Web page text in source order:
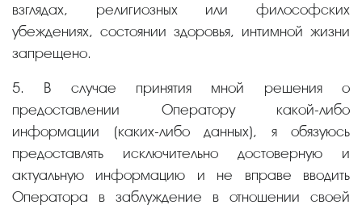
взглядах, религиозных или философских
убеждениях, состоянии здоровья, интимной жизни
запрещено.
5. В случае принятия мной решения о
предоставлении Оператору какой-либо
информации (каких-либо данных), я обязуюсь
предоставлять исключительно достоверную и
актуальную информацию и не вправе вводить
Оператора в заблуждение в отношении своей